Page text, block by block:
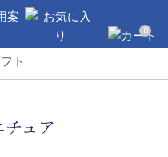
の通販なら琉球
ュア
0